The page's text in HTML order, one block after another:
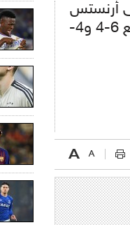
أرنستس
جولبيس لاعب لاتفيا بمجموعتين مقابل مجموعة واحدة وبواقع 6-4 و4-